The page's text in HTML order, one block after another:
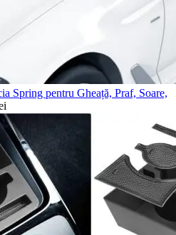
Spring pentru Gheață, Praf, Soare,